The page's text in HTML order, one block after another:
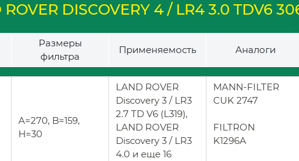
DISCOVERY 4 / LR4 3.0 TDV6
Размеры
фильтра
Применяемость Аналоги
A=270, B=159,
H=30
LAND ROVER
Discovery 3 / LR3
2.7 TD V6 (L319),
LAND ROVER
Discovery 3 / LR3
4.0 и еще 16
MANN-FILTER
CUK 2747
FILTRON
K1296A